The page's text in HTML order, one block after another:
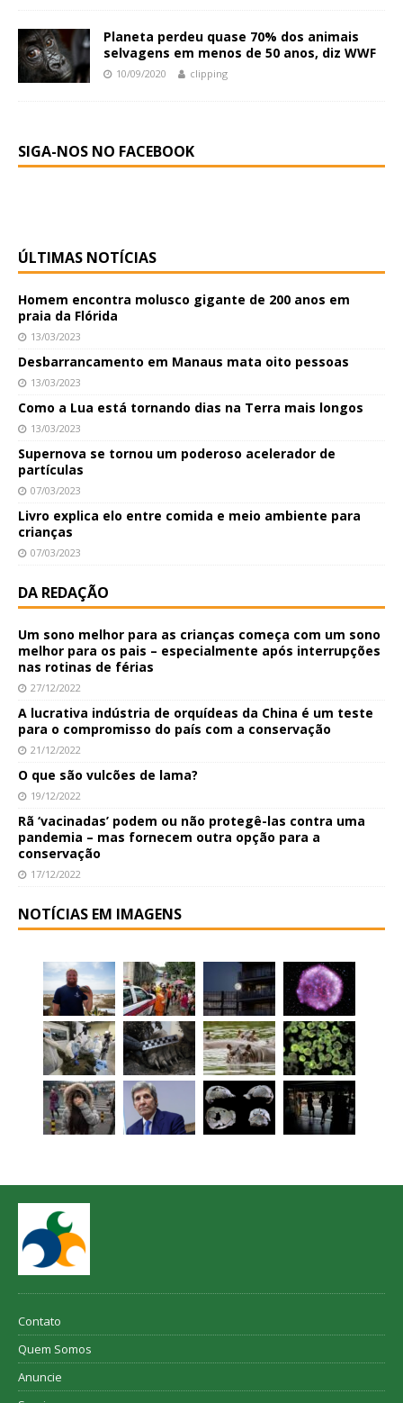
Planeta perdeu quase 70% dos animais
selvagens em menos de 50 anos, diz WWF
10/09/2020 clipping
SIGA-NOS NO FACEBOOK
ÚLTIMAS NOTÍCIAS
Homem encontra molusco gigante de 200 anos em
praia da Flórida
13/03/2023
Desbarrancamento em Manaus mata oito pessoas
13/03/2023
Como a Lua está tornando dias na Terra mais longos
13/03/2023
Supernova se tornou um poderoso acelerador de
partículas
07/03/2023
Livro explica elo entre comida e meio ambiente para
crianças
07/03/2023
DA REDAÇÃO
Um sono melhor para as crianças começa com um sono
melhor para os pais – especialmente após interrupções
nas rotinas de férias
27/12/2022
A lucrativa indústria de orquídeas da China é um teste
para o compromisso do país com a conservação
21/12/2022
O que são vulcões de lama?
19/12/2022
Rã ‘vacinadas’ podem ou não protegê-las contra uma
pandemia – mas fornecem outra opção para a
conservação
17/12/2022
NOTÍCIAS EM IMAGENS
Contato
Quem Somos
Anuncie